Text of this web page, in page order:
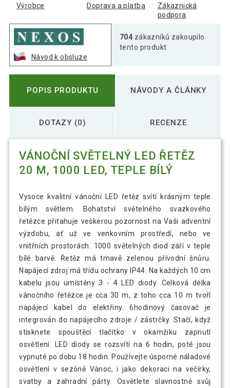
Výrobce Doprava a platba
Zákaznická
podpora
Návod k obsluze
704 zákazníků zakoupilo
tento produkt
POPIS PRODUKTU NÁVODY A ČLÁNKY
DOTAZY (0) RECENZE
VÁNOČNÍ SVĚTELNÝ LED ŘETĚZ
20 M, 1000 LED, TEPLE BÍLÝ
Vysoce kvalitní vánoční LED řetěz svítí krásným teple
bílým světlem. Bohatství světelného svazkového
řetězce přitahuje veškerou pozornost na Vaši adventní
výzdobu, ať už ve venkovním prostředí, nebo ve
vnitřních prostorách. 1000 světelných diod září v teple
bílé barvě. Řetěz má tmavě zelenou přívodní šnůru.
Napájecí zdroj má třídu ochrany IP44. Na každých 10 cm
kabelu jsou umístěny 3 - 4 LED diody. Celková délka
vánočního řetězce je cca 30 m, z toho cca 10 m tvoří
napájecí kabel do elektřiny. 6hodinový časovač je
integrován do napájecího zdroje / zástrčky. Stačí, když
stisknete spouštěcí tlačítko v okamžiku zapnutí
osvětlení. LED diody se rozsvítí na 6 hodin, poté jsou
vypnuté po dobu 18 hodin. Používejte úsporné náladové
osvětlení v sezóně Vánoc, i jako dekoraci na večírky,
svatby a zahradní párty. Osvětlete slavnostně svůj